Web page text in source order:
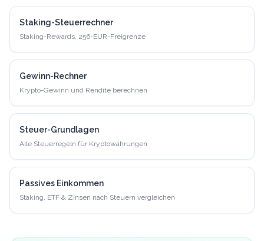
Staking-Steuerrechner
Staking-Rewards, 256-EUR-Freigrenze
Gewinn-Rechner
Krypto-Gewinn und Rendite berechnen
Steuer-Grundlagen
Alle Steuerregeln für Kryptowährungen
Passives Einkommen
Staking, ETF & Zinsen nach Steuern vergleichen